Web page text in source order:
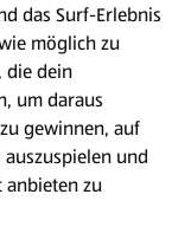
das Surf-Erlebnis
möglich zu
die dein
um daraus
gewinnen, auf
und
anbieten zu